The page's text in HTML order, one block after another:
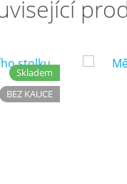
Skladem
BEZ KAUCE